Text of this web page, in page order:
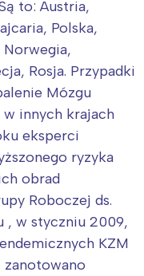
to: Austria,
Polska,
Rosja. Przypadki
Mózgu
innych krajach
eksperci
ryzyka
obrad
Roboczej ds.
, w styczniu 2009,
KZM
zanotowano